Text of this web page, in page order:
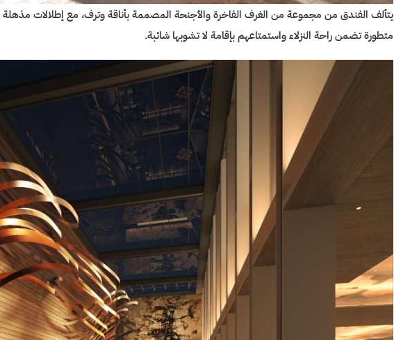
يتألف الفندق من مجموعة من الغرف الفاخرة والأجنحة المصممة بأناقة وترف، مع إطلالات
متطورة تضمن راحة النزلاء واستمتاعهم بإقامة لا تشوبها شائبة.